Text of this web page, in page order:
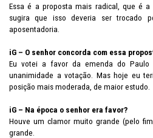
Essa é a proposta mais radical, que é
sugira que isso deveria ser trocado
aposentadoria.
iG – O senhor concorda com essa
Eu votei a favor da emenda do
unanimidade a votação. Mas hoje eu
posição mais moderada, de maior estudo.
iG – Na época o senhor era favor?
Houve um clamor muito grande (pelo
grande.